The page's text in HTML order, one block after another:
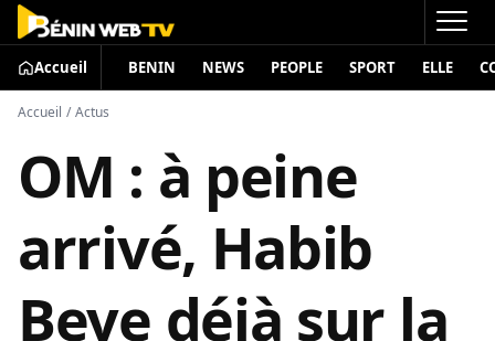
Accueil BENIN NEWS PEOPLE SPORT ELLE
Accueil / Actus
OM : à peine
arrivé, Habib
Beye déjà sur la